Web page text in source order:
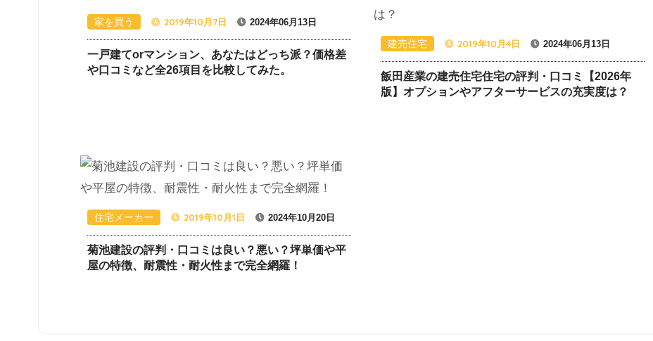
家を買う 2019年10月7日 2024年06月13日
一戸建てorマンション、あなたはどっち派？価格差
や口コミなど全26項目を比較してみた。
建売住宅 2019年10月4日 2024年06月13日
飯田産業の建売住宅住宅の評判・口コミ【2026年
版】オプションやアフターサービスの充実度は？
住宅メーカー 2019年10月1日 2024年10月20日
菊池建設の評判・口コミは良い？悪い？坪単価や平
屋の特徴、耐震性・耐火性まで完全網羅！